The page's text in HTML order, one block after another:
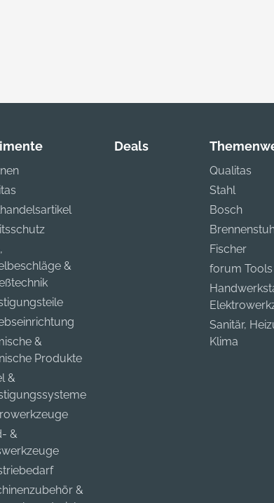
&
&
Produkte
&
&
&
Deals
Qualitas
Stahl
Bosch
Fischer
forum Tools
Sanitär,
Klima